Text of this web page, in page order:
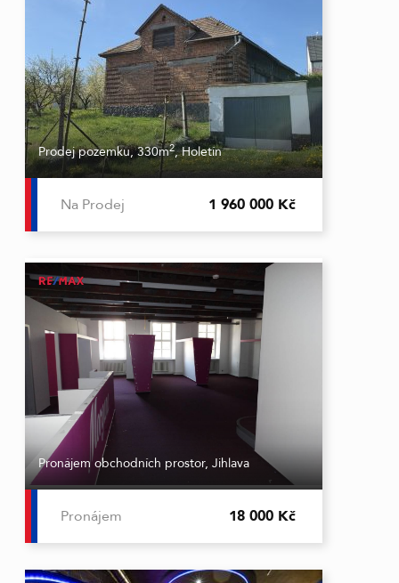
Prodej pozemku, 330m2, Holetín
Na Prodej 1 960 000 Kč
Pronájem obchodních prostor, Jihlava
Pronájem 18 000 Kč